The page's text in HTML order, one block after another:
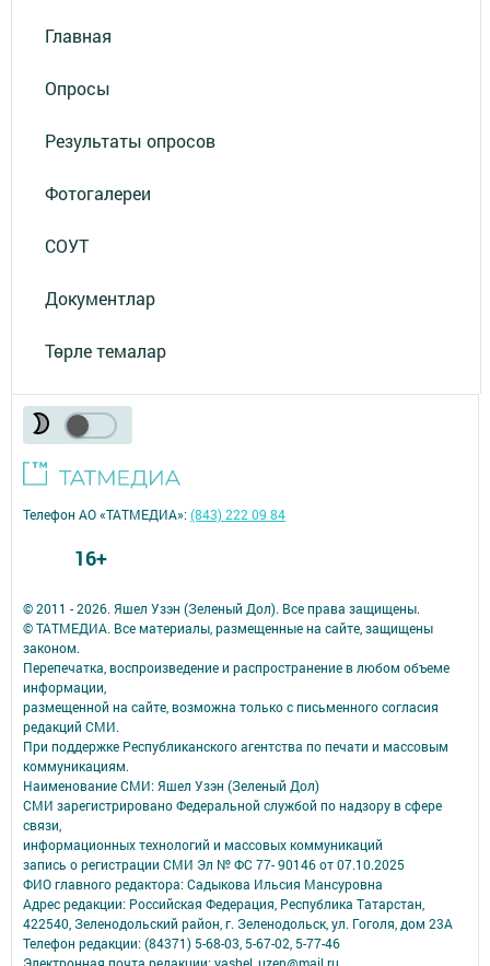
Главная
Опросы
Результаты опросов
Фотогалереи
СОУТ
Документлар
Төрле темалар
© 2011 - 2026. Яшел Узэн (Зеленый Дол). Все права защищены.
© ТАТМЕДИА. Все материалы, размещенные на сайте, защищены
законом.
Перепечатка, воспроизведение и распространение в любом объеме
информации,
размещенной на сайте, возможна только с письменного согласия
редакций СМИ.
При поддержке Республиканского агентства по печати и массовым
коммуникациям.
Наименование СМИ: Яшел Узэн (Зеленый Дол)
СМИ зарегистрировано Федеральной службой по надзору в сфере
связи,
информационных технологий и массовых коммуникаций
запись о регистрации СМИ Эл № ФС 77- 90146 от 07.10.2025
ФИО главного редактора: Садыкова Ильсия Мансуровна
Адрес редакции: Российская Федерация, Республика Татарстан,
422540, Зеленодольский район, г. Зеленодольск, ул. Гоголя, дом 23А
Телефон редакции: (84371) 5-68-03, 5-67-02, 5-77-46
Телефон АО «ТАТМЕДИА»:(843) 222 09 84
16+